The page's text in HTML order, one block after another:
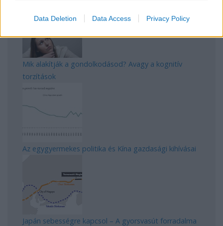
Data Deletion Data Access Privacy Policy
Mik alakítják a gondolkodásod? Avagy a kognitív
torzítások
Az egygyermekes politika és Kína gazdasági kihívásai
Japán sebességre kapcsol – A gyorsvasút forradalma